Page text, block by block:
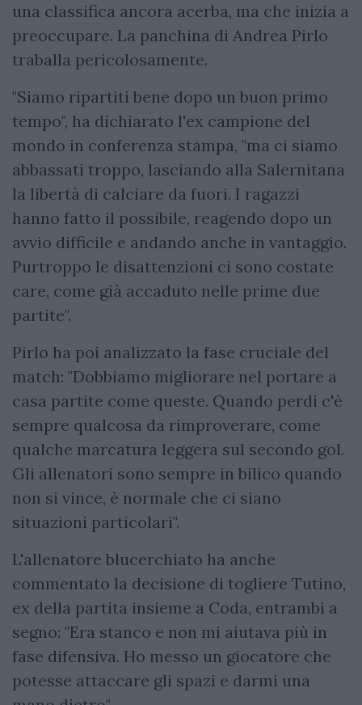
una classifica ancora acerba, ma che inizia a
preoccupare. La panchina di Andrea Pirlo
traballa pericolosamente.
"Siamo ripartiti bene dopo un buon primo
tempo", ha dichiarato l'ex campione del
mondo in conferenza stampa, "ma ci siamo
abbassati troppo, lasciando alla Salernitana
la libertà di calciare da fuori. I ragazzi
hanno fatto il possibile, reagendo dopo un
avvio difficile e andando anche in vantaggio.
Purtroppo le disattenzioni ci sono costate
care, come già accaduto nelle prime due
partite".
Pirlo ha poi analizzato la fase cruciale del
match: "Dobbiamo migliorare nel portare a
casa partite come queste. Quando perdi c'è
sempre qualcosa da rimproverare, come
qualche marcatura leggera sul secondo gol.
Gli allenatori sono sempre in bilico quando
non si vince, è normale che ci siano
situazioni particolari".
L'allenatore blucerchiato ha anche
commentato la decisione di togliere Tutino,
ex della partita insieme a Coda, entrambi a
segno: "Era stanco e non mi aiutava più in
fase difensiva. Ho messo un giocatore che
potesse attaccare gli spazi e darmi una